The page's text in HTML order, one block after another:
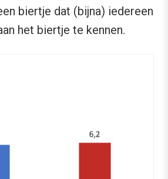
biertje dat (bijna) iedereen
het biertje te kennen.